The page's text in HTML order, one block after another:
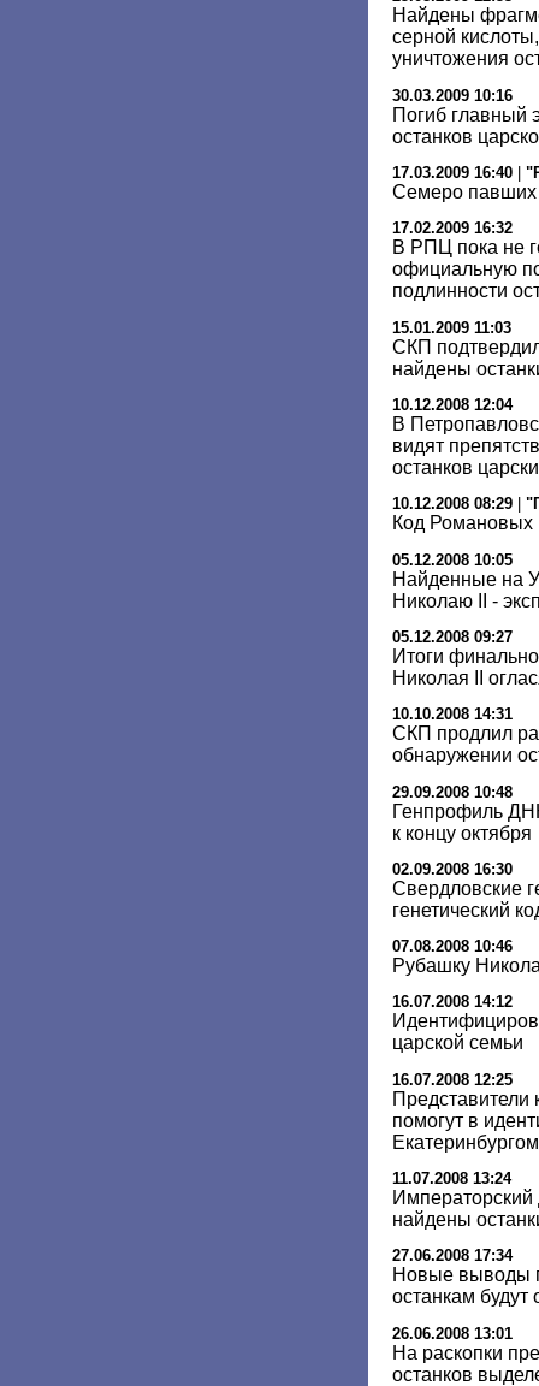
Найдены
серной
уничтожения
30.03.2009 10:16
Погиб главный
останков
17.03.2009 16:40
Семеро павших
17.02.2009 16:32
В РПЦ пока не
официальную
подлинности
15.01.2009 11:03
СКП
найдены
10.12.2008 12:04
В
видят
останков
10.12.2008 08:29
Код Романовых
05.12.2008 10:05
Найденные на
Николаю II -
05.12.2008 09:27
Итоги
Николая II
10.10.2008 14:31
СКП продлил
обнаружении
29.09.2008 10:48
Генпрофиль
к концу октября
02.09.2008 16:30
Свердловские
генетический
07.08.2008 10:46
Рубашку
16.07.2008 14:12
царской семьи
16.07.2008 12:25
помогут в
11.07.2008 13:24
Императорский
найдены
27.06.2008 17:34
Новые выводы
останкам
26.06.2008 13:01
На раскопки
останков